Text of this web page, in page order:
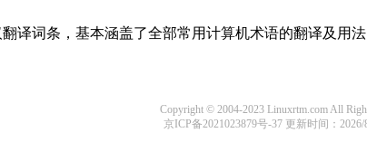
译词条，基本涵盖了全部常用计算机术语的翻译及用
Copyright © 2004-2023 Linuxrtm.com All
京ICP备2021023879号-37更新时间：2026/